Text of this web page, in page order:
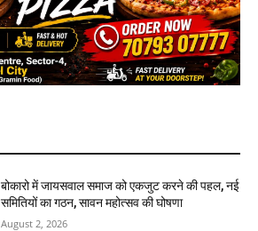
बोकारो में जायसवाल समाज को एकजुट करने की पहल, नई
समितियों का गठन, सावन महोत्सव की घोषणा
August 2, 2026